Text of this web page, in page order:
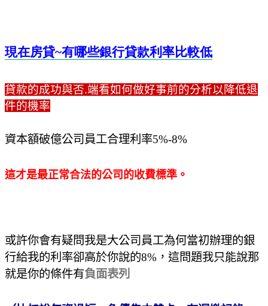
現在房貸~有哪些銀行貸款利率比較低
貸款的成功與否.端看如何做好事前的分析以降低退
件的機率
資本額破億公司員工合理利率5%-8%
這才是最正常合法的公司的收費標準。
或許你會有疑問我是大公司員工為何當初辦理的銀
行給我的利率卻高於你說的8% ，這問題我只能說那
就是你的條件有負面表列